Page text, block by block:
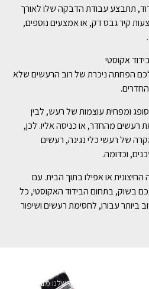
תתבצע עבודת הדבקה שלו לאורך
קיר גבס דק, או אמצעים נוספים,
הפחתה ניכרת של רוב הרעשים שלא
החדרים.
ומפחית עוצמות של רעש, לבין
רעשים מהחדר, או כניסה אליו. לכן,
של רעשי כלי נגינה, רעשים
וכדומה.
או אפילו בתוך הבית. עם
בשוק, בתחום הבידוד האקוסטי, כל
ביותר עבורו, לחסימת רעשים ושיפור
מעודכנים
והנחות הירשמו לניוזלטר שלנו מבטיחים לא